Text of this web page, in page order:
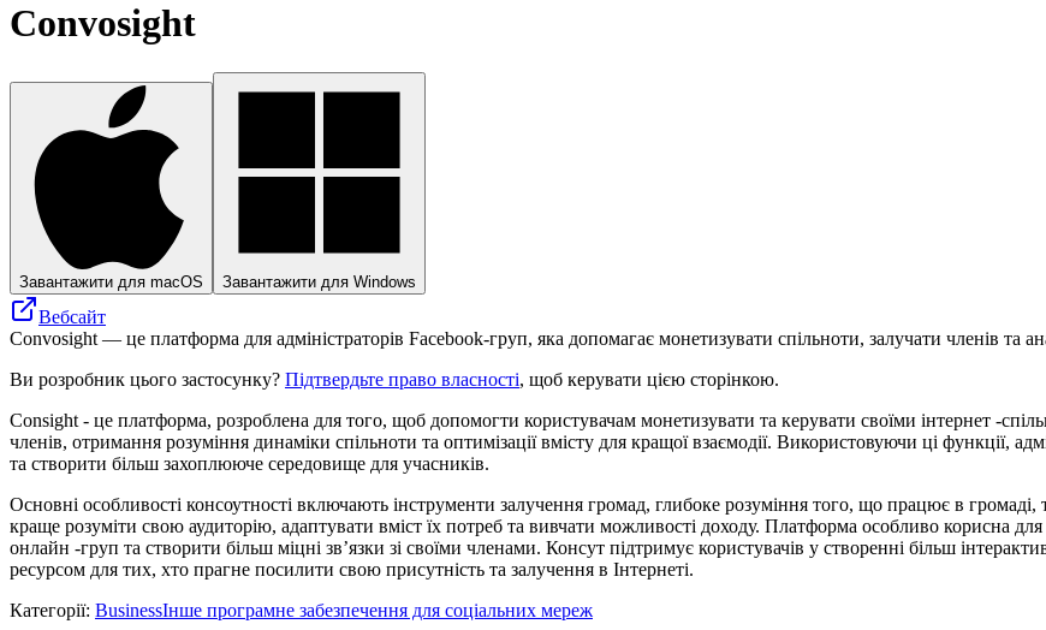
Convosight
Завантажити для macOS Завантажити для Windows
Вебсайт
Convosight — це платформа для адміністраторів Facebook-груп, яка допомагає монетизувати спільноти, залучати членів та
Ви розробник цього застосунку? Підтвердьте право власності, щоб керувати цією сторінкою.
Consight - це платформа, розроблена для того, щоб допомогти користувачам монетизувати та керувати своїми інтернет -
членів, отримання розуміння динаміки спільноти та оптимізації вмісту для кращої взаємодії. Використовуючи ці функції,
та створити більш захоплююче середовище для учасників.
Основні особливості консоутності включають інструменти залучення громад, глибоке розуміння того, що працює в громаді,
краще розуміти свою аудиторію, адаптувати вміст їх потреб та вивчати можливості доходу. Платформа особливо корисна
онлайн -груп та створити більш міцні зв’язки зі своїми членами. Консут підтримує користувачів у створенні більш
ресурсом для тих, хто прагне посилити свою присутність та залучення в Інтернеті.
Категорії: BusinessІнше програмне забезпечення для соціальних мереж